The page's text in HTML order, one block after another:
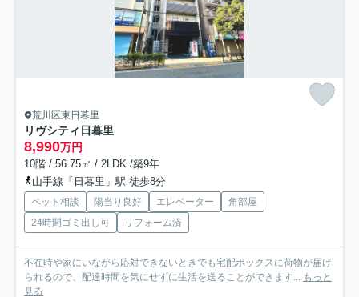
荒川区東日暮里
リヴシティ日暮里
8,990万円
10階 / 56.75㎡ / 2LDK /築9年
山手線「日暮里」駅 徒歩8分
ペット相談 陽当り良好 エレベーター
角部屋
24時間ゴミ出し可
リフォーム済
不在時や家にいながら応対できないときでも宅配ボックスに荷物が届け
られるので、配達時間を気にせずに生活を送ることができます... もっと
見る